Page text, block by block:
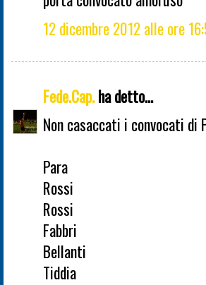
12 dicembre 2012 alle ore
Fede.Cap.ha detto...
Non casaccati i convocati di
Para
Rossi
Rossi
Fabbri
Bellanti
Tiddia